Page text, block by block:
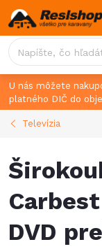
Prejsť
na
obsah
U nás môžete
platného DIČ do
Televízia
DVD